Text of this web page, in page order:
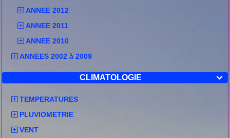
ANNEE 2012
ANNEE 2011
ANNEE 2010
ANNEES 2002 à 2009

CLIMATOLOGIE
TEMPERATURES
PLUVIOMETRIE
VENT